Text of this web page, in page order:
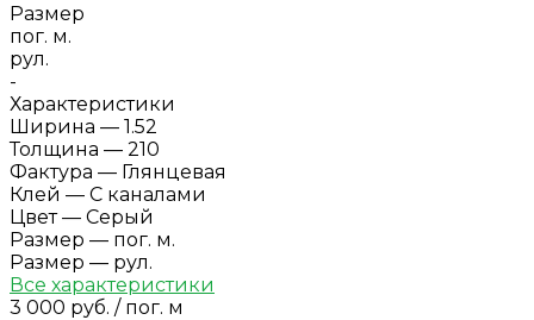
Размер
пог. м.
рул.
-
Характеристики
Ширина — 1.52
Толщина — 210
Фактура — Глянцевая
Клей — С каналами
Цвет — Серый
Размер — пог. м.
Размер — рул.
Все характеристики
3 000 руб. / пог. м